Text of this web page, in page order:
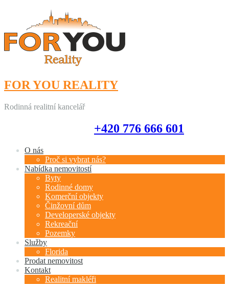
FOR YOU REALITY
Rodinná realitní kancelář
+420 776 666 601
O nás
Proč si vybrat nás?
Nabídka nemovitostí
Byty
Rodinné domy
Komerční objekty
Činžovní dům
Developerské objekty
Rekreační
Pozemky
Služby
Florida
Prodat nemovitost
Kontakt
Realitní makléři